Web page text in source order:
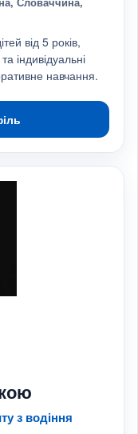
від 5 років,
індивідуальні
навчання.
з водіння